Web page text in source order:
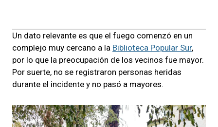
Un dato relevante es que el fuego comenzó en un
complejo muy cercano a la Biblioteca Popular Sur,
por lo que la preocupación de los vecinos fue mayor.
Por suerte, no se registraron personas heridas
durante el incidente y no pasó a mayores.